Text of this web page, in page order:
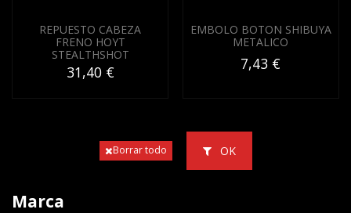
REPUESTO CABEZA
FRENO HOYT
STEALTHSHOT
31,40 €
EMBOLO BOTON SHIBUYA
METALICO
7,43 €
Borrar todo OK
Marca